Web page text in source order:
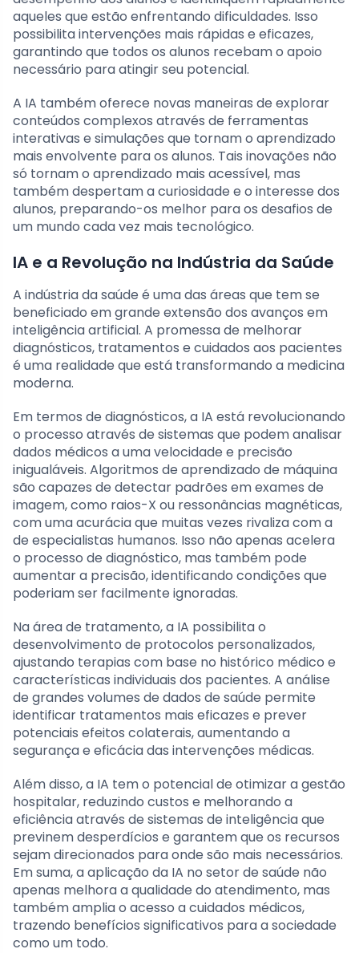
aqueles que estão enfrentando dificuldades. Isso
possibilita intervenções mais rápidas e eficazes,
garantindo que todos os alunos recebam o apoio
necessário para atingir seu potencial.
A IA também oferece novas maneiras de explorar
conteúdos complexos através de ferramentas
interativas e simulações que tornam o aprendizado
mais envolvente para os alunos. Tais inovações não
só tornam o aprendizado mais acessível, mas
também despertam a curiosidade e o interesse dos
alunos, preparando-os melhor para os desafios de
um mundo cada vez mais tecnológico.
IA e a Revolução na Indústria da Saúde
A indústria da saúde é uma das áreas que tem se
beneficiado em grande extensão dos avanços em
inteligência artificial. A promessa de melhorar
diagnósticos, tratamentos e cuidados aos pacientes
é uma realidade que está transformando a medicina
moderna.
Em termos de diagnósticos, a IA está revolucionando
o processo através de sistemas que podem analisar
dados médicos a uma velocidade e precisão
inigualáveis. Algoritmos de aprendizado de máquina
são capazes de detectar padrões em exames de
imagem, como raios-X ou ressonâncias magnéticas,
com uma acurácia que muitas vezes rivaliza com a
de especialistas humanos. Isso não apenas acelera
o processo de diagnóstico, mas também pode
aumentar a precisão, identificando condições que
poderiam ser facilmente ignoradas.
Na área de tratamento, a IA possibilita o
desenvolvimento de protocolos personalizados,
ajustando terapias com base no histórico médico e
características individuais dos pacientes. A análise
de grandes volumes de dados de saúde permite
identificar tratamentos mais eficazes e prever
potenciais efeitos colaterais, aumentando a
segurança e eficácia das intervenções médicas.
Além disso, a IA tem o potencial de otimizar a gestão
hospitalar, reduzindo custos e melhorando a
eficiência através de sistemas de inteligência que
previnem desperdícios e garantem que os recursos
sejam direcionados para onde são mais necessários.
Em suma, a aplicação da IA no setor de saúde não
apenas melhora a qualidade do atendimento, mas
também amplia o acesso a cuidados médicos,
trazendo benefícios significativos para a sociedade
como um todo.